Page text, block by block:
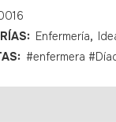
Enfermería,
#enfermera